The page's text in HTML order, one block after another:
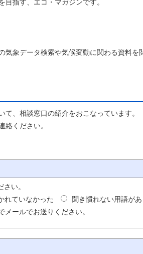
指す、エコ・マガジンです。
象データ検索や気候変動に関わる資料を
、相談窓口の紹介をおこなっています。
ください。
い。
れていなかった
聞き慣れない用語があ
メールでお送りください。